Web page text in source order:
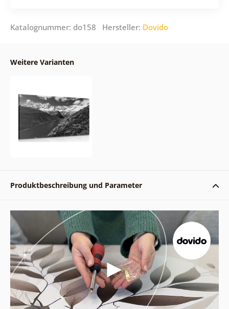
Katalognummer: do158 Hersteller: Dovido
Weitere Varianten
Produktbeschreibung und Parameter